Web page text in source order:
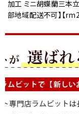
加工 ミニ胡蝶蘭三本立
部地域配送不可】【